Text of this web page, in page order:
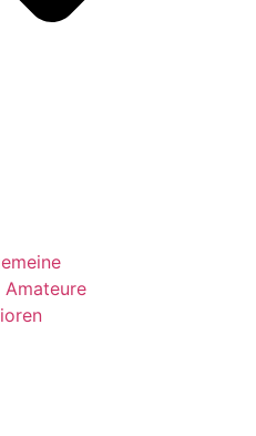
Amateure